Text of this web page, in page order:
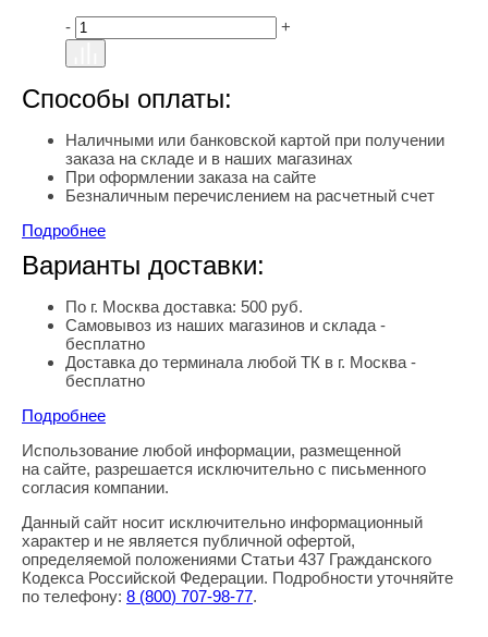
- +
Способы оплаты:
Наличными или банковской картой при получении
заказа на складе и в наших магазинах
При оформлении заказа на сайте
Безналичным перечислением на расчетный счет
Подробнее
Варианты доставки:
По г. Москва доставка: 500 руб.
Самовывоз из наших магазинов и склада -
бесплатно
Доставка до терминала любой ТК в г. Москва -
бесплатно
Подробнее
Правовая информация
Использование любой информации, размещенной
на сайте, разрешается исключительно с письменного
согласия компании.
Данный сайт носит исключительно информационный
характер и не является публичной офертой,
определяемой положениями Статьи 437 Гражданского
Кодекса Российской Федерации. Подробности уточняйте
по телефону: 8 (800) 707-98-77.